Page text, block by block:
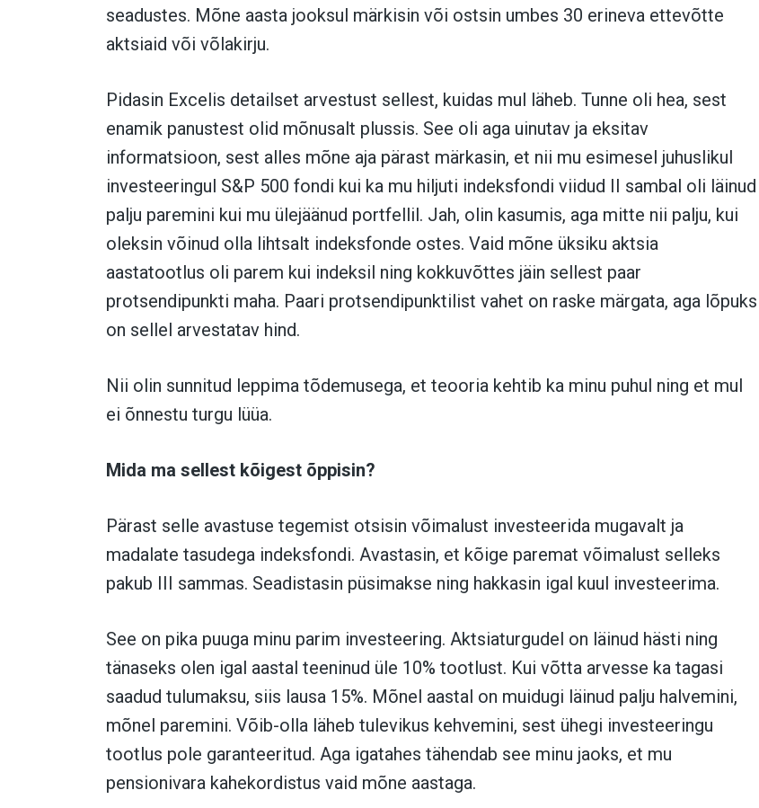
seadustes. Mõne aasta jooksul märkisin või ostsin umbes 30 erineva ettevõtte
aktsiaid või võlakirju.
Pidasin Excelis detailset arvestust sellest, kuidas mul läheb. Tunne oli hea, sest
enamik panustest olid mõnusalt plussis. See oli aga uinutav ja eksitav
informatsioon, sest alles mõne aja pärast märkasin, et nii mu esimesel juhuslikul
investeeringul S&P 500 fondi kui ka mu hiljuti indeksfondi viidud II sambal oli läinud
palju paremini kui mu ülejäänud portfellil. Jah, olin kasumis, aga mitte nii palju, kui
oleksin võinud olla lihtsalt indeksfonde ostes. Vaid mõne üksiku aktsia
aastatootlus oli parem kui indeksil ning kokkuvõttes jäin sellest paar
protsendipunkti maha. Paari protsendipunktilist vahet on raske märgata, aga lõpuks
on sellel arvestatav hind.
Nii olin sunnitud leppima tõdemusega, et teooria kehtib ka minu puhul ning et mul
ei õnnestu turgu lüüa.
Mida ma sellest kõigest õppisin?
Pärast selle avastuse tegemist otsisin võimalust investeerida mugavalt ja
madalate tasudega indeksfondi. Avastasin, et kõige paremat võimalust selleks
pakub III sammas. Seadistasin püsimakse ning hakkasin igal kuul investeerima.
See on pika puuga minu parim investeering. Aktsiaturgudel on läinud hästi ning
tänaseks olen igal aastal teeninud üle 10% tootlust. Kui võtta arvesse ka tagasi
saadud tulumaksu, siis lausa 15%. Mõnel aastal on muidugi läinud palju halvemini,
mõnel paremini. Võib-olla läheb tulevikus kehvemini, sest ühegi investeeringu
tootlus pole garanteeritud. Aga igatahes tähendab see minu jaoks, et mu
pensionivara kahekordistus vaid mõne aastaga.